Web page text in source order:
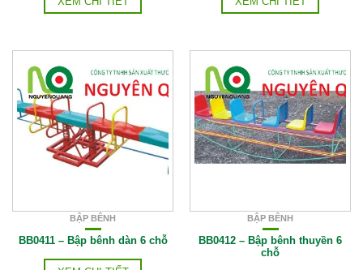
BẬP BÊNH
BB0411 – Bập bênh dàn 6 chỗ
BẬP BÊNH
BB0412 – Bập bênh thuyền 6
chỗ